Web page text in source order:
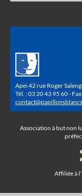
Apei 42 rue Roger
Tél. : 03 20 43 95 60 -
Association à but non
Affiliée à l’